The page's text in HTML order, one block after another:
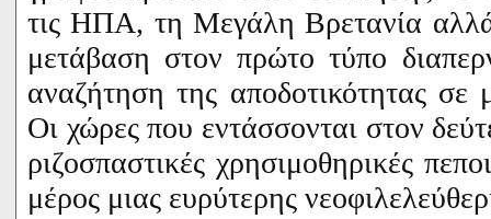
τις ΗΠΑ, τη Μεγάλη Βρετανία
μετάβαση στον πρώτο τύπο
αναζήτηση της αποδοτικότητας σε
Οι χώρες που εντάσσονται στον
ριζοσπαστικές χρησιμοθηρικές
μέρος μιας ευρύτερης